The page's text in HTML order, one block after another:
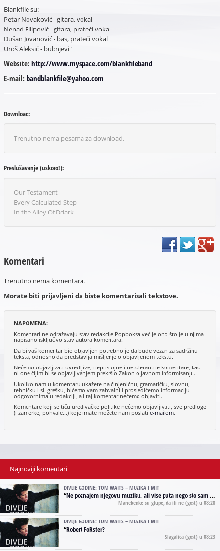
Blankfile su:
Petar Novaković - gitara, vokal
Nenad Filipović - gitara, prateći vokal
Dušan Jovanović - bas, prateći vokal
Uroš Aleksić - bubnjevi"
Website: http://www.myspace.com/blankfileband
E-mail: bandblankfile@yahoo.com
Download:
Trenutno nema pesama za download.
Preslušavanje (uskoro!):
Our Testament
Every Calculated Step
In the Alley Of Ddark
Komentari
Trenutno nema komentara.
Morate biti prijavljeni da biste komentarisali tekstove.
NAPOMENA:
Komentari ne odražavaju stav redakcije Popboksa već je ono što je u njima
napisano isključivo stav autora komentara.
Da bi vaš komentar bio objavljen potrebno je da bude vezan za sadržinu
teksta, odnosno da predstavlja mišljenje o objavljenom tekstu.
Nećemo objavljivati uvredljive, nepristojne i netolerantne komentare, kao
ni one čijim bi se objavljivanjem prekršio Zakon o javnom informisanju.
Ukoliko nam u komentaru ukažete na činjeničnu, gramatičku, slovnu,
tehničku i sl. grešku, bićemo vam zahvalni i prosledićemo informaciju
odgovornima u redakciji, ali taj komentar nećemo objaviti.
Komentare koji se tiču uređivačke politike nećemo objavljivati, sve predloge
(i zamerke, pohvale...) koje imate možete nam poslatie-mailom.
Najnoviji komentari
DIVLJE GODINE: TOM WAITS – MUZIKA I MIT
“Ne poznajem njegovu muziku, ali vise puta nego sto sam to zazeleo gledao sam njegove umjetnicke slike na raznim stranama interneta. Te stoga zakljucujem da je Tom Waits Lady Gaga muzike namrstenih, ma
Manekenke su glupe, da ili ne (gost) u 08:28
DIVLJE GODINE: TOM WAITS – MUZIKA I MIT
“Robert FoRster?
Slagalica (gost) u 08:23